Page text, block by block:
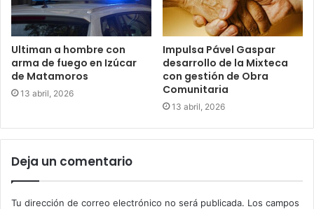
Ultiman a hombre con
arma de fuego en Izúcar
de Matamoros
13 abril, 2026
Impulsa Pável Gaspar
desarrollo de la Mixteca
con gestión de Obra
Comunitaria
13 abril, 2026
Deja un comentario
Tu dirección de correo electrónico no será publicada. Los campos